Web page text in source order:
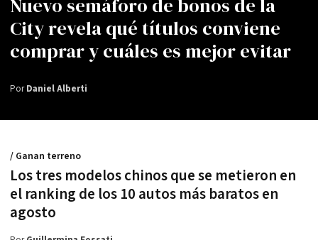
Nuevo semáforo de bonos de la
City revela qué títulos conviene
comprar y cuáles es mejor evitar
PorDaniel Alberti
Los tres modelos chinos que se metieron en
el ranking de los 10 autos más baratos en
agosto
/ Ganan terreno